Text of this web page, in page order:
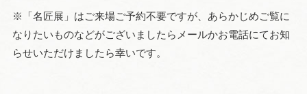
※「名匠展」はご来場ご予約不要ですが、あらかじめご覧に
なりたいものなどがございましたらメールかお電話にてお知
らせいただけましたら幸いです。